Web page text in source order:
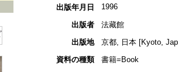
出版年月日
1996
出版者
法藏館
出版地
京都, 日本 [Kyoto,
資料の種類
書籍=Book